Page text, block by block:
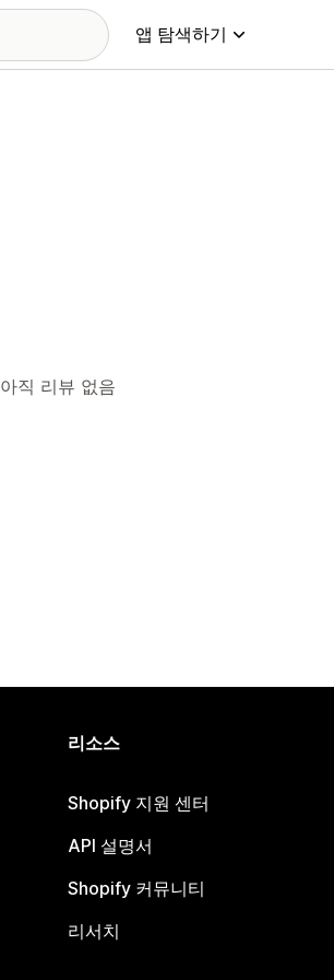
앱 탐색하기
아직 리뷰 없음
리소스
Shopify 지원 센터
API 설명서
Shopify 커뮤니티
리서치